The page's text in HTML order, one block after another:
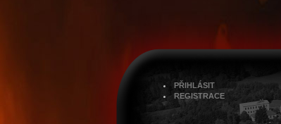
PŘIHLÁSIT
REGISTRACE